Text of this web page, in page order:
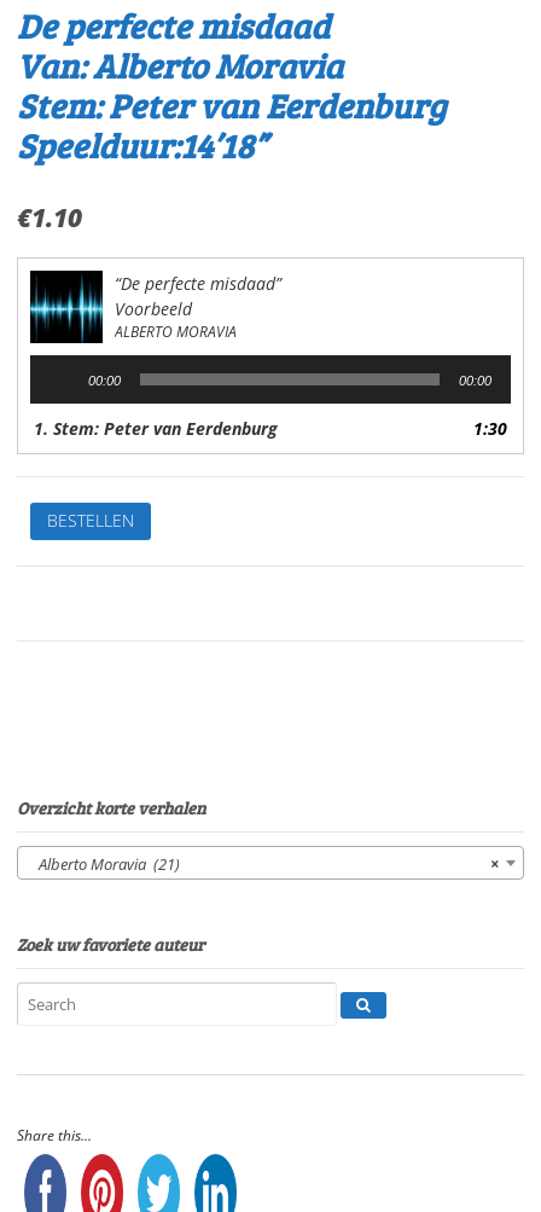
De perfecte misdaad
Van: Alberto Moravia
Stem: Peter van Eerdenburg
Speelduur:14’18”
€1.10
“De perfecte misdaad”
Voorbeeld
ALBERTO MORAVIA
00:00 00:00
1. Stem: Peter van Eerdenburg 1:30
De
perfecte
misdaadVan:
Peter
BESTELLEN
Overzicht korte verhalen
×
Alberto Moravia (21)
Zoek uw favoriete auteur
Share this...